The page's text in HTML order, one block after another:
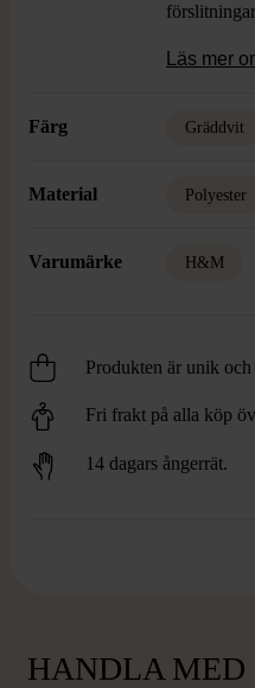
Läs mer
Färg Gräddvit
Material Polyester
Varumärke H&M
Produkten är unik
Fri frakt på alla köp
14 dagars ångerrät.
HANDLA MED